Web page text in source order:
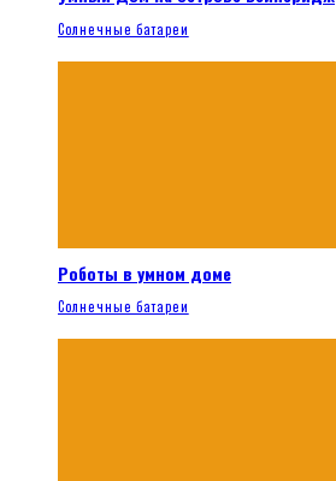
Солнечные батареи
Роботы в умном доме
Солнечные батареи